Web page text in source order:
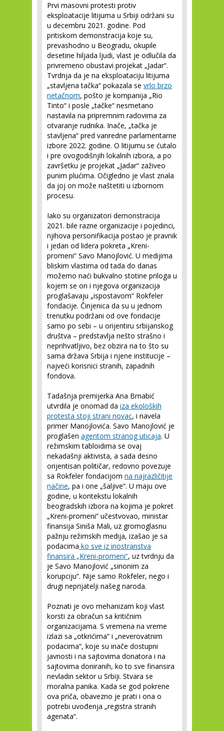
Prvi masovni protesti protiv
eksploatacije litijuma u Srbiji održani su
u decembru 2021. godine. Pod
pritiskom demonstracija koje su,
prevashodno u Beogradu, okupile
desetine hiljada ljudi, vlast je odlučila da
privremeno obustavi projekat „Jadar“.
Tvrdnja da je na eksploataciju litijuma
„stavljena tačka“ pokazala se vrlo brzo
netačnom, pošto je kompanija „Rio
Tinto“ i posle „tačke“ nesmetano
nastavila na pripremnim radovima za
otvaranje rudnika. Inače, „tačka je
stavljena“ pred vanredne parlamentarne
izbore 2022. godine. O litijumu se ćutalo
i pre ovogodišnjih lokalnih izbora, a po
završetku je projekat „Jadar“ zaživeo
punim plućima. Očigledno je vlast znala
da joj on može naštetiti u izbornom
procesu.
Iako su organizatori demonstracija
2021. bile razne organizacije i pojedinci,
njihova personifikacija postao je pravnik
i jedan od lidera pokreta „Kreni-
promeni“ Savo Manojlović. U medijima
bliskim vlastima od tada do danas
možemo naći bukvalno stotine priloga u
kojem se on i njegova organizacija
proglašavaju „ispostavom“ Rokfeler
fondacije. Činjenica da su u jednom
trenutku podržani od ove fondacije
samo po sebi – u orijentiru srbijanskog
društva – predstavlja nešto strašno i
neprihvatljivo, bez obzira na to što su
sama država Srbija i njene institucije –
najveći korisnici stranih, zapadnih
fondova.
Tadašnja premijerka Ana Brnabić
utvrdila je onomad da iza ekoloških
protesta stoji strani novac, i navela
primer Manojlovića. Savo Manojlović je
proglašen agentom stranog uticaja. U
režimskim tabloidima se ovaj
nekadašnji aktivista, a sada desno
orijentisan političar, redovno povezuje
sa Rokfeler fondacijom na najrazličitije
načine, pa i one „šaljive“. U maju ove
godine, u kontekstu lokalnih
beogradskih izbora na kojima je pokret
„Kreni-promeni“ učestvovao, ministar
finansija Siniša Mali, uz gromoglasnu
pažnju režimskih medija, izašao je sa
podacima ko sve iz inostranstva
finansira „Kreni-promeni“, uz tvrdnju da
je Savo Manojlović „sinonim za
korupciju“. Nije samo Rokfeler, nego i
drugi neprijatelji našeg naroda.
Poznati je ovo mehanizam koji vlast
korsti za obračun sa kritičnim
organizacijama. S vremena na vreme
izlazi sa „otkrićima“ i „neverovatnim
podacima“, koje su inače dostupni
javnosti i na sajtovima donatora i na
sajtovima doniranih, ko to sve finansira
nevladin sektor u Srbiji. Stvara se
moralna panika. Kada se god pokrene
ova priča, obavezno je prati i ona o
potrebi uvođenja „registra stranih
agenata“.